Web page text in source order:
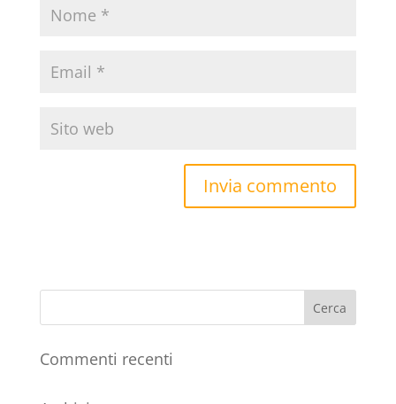
Commenti recenti